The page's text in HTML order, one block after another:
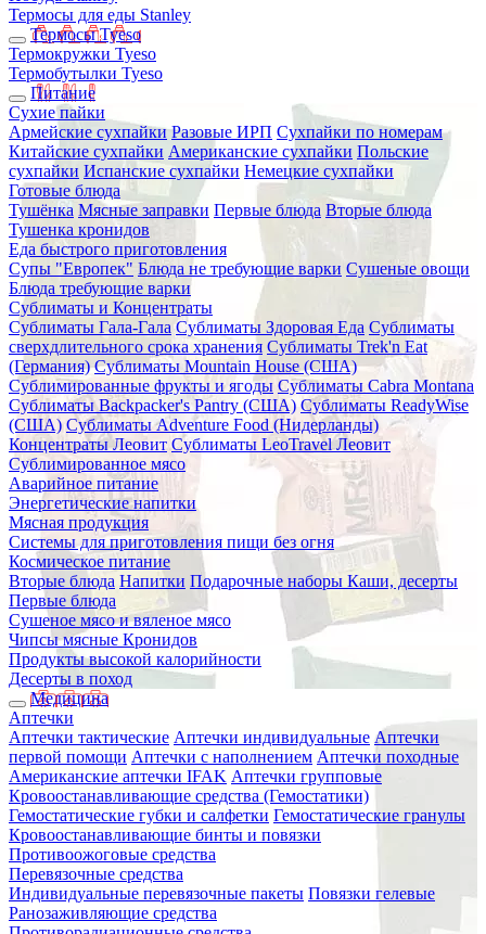
Термосы для еды Stanley
Термосы Tyeso
Термокружки Tyeso
Термобутылки Tyeso
Питание
Сухие пайки
Армейские сухпайки Разовые ИРП Сухпайки по номерам
Китайские сухпайки Американские сухпайки Польские
сухпайки Испанские сухпайки Немецкие сухпайки
Готовые блюда
Тушёнка Мясные заправки Первые блюда Вторые блюда
Тушенка кронидов
Еда быстрого приготовления
Супы "Европек" Блюда не требующие варки Сушеные овощи
Блюда требующие варки
Сублиматы и Концентраты
Сублиматы Гала-Гала Сублиматы Здоровая Еда Сублиматы
сверхдлительного срока хранения Сублиматы Trek'n Eat
(Германия) Сублиматы Mountain House (США)
Сублимированные фрукты и ягоды Сублиматы Cabra Montana
Сублиматы Backpacker's Pantry (США) Сублиматы ReadyWise
(США) Сублиматы Adventure Food (Нидерланды)
Концентраты Леовит Сублиматы LeoTravel Леовит
Сублимированное мясо
Аварийное питание
Энергетические напитки
Мясная продукция
Системы для приготовления пищи без огня
Космическое питание
Вторые блюда Напитки Подарочные наборы Каши, десерты
Первые блюда
Сушеное мясо и вяленое мясо
Чипсы мясные Кронидов
Продукты высокой калорийности
Десерты в поход
Медицина
Аптечки
Аптечки тактические Аптечки индивидуальные Аптечки
первой помощи Аптечки с наполнением Аптечки походные
Американские аптечки IFAK Аптечки групповые
Кровоостанавливающие средства (Гемостатики)
Гемостатические губки и салфетки Гемостатические гранулы
Кровоостанавливающие бинты и повязки
Противоожоговые средства
Перевязочные средства
Индивидуальные перевязочные пакеты Повязки гелевые
Ранозаживляющие средства